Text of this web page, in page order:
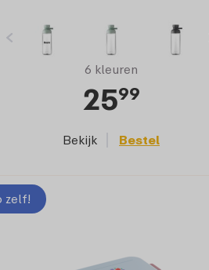
6 kleuren
2599
Bekijk Bestel
zelf!